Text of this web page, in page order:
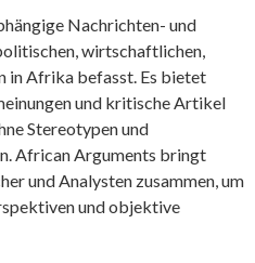
Nachrichten- und
wirtschaftlichen,
in Afrika befasst. Es bietet
und kritische Artikel
Stereotypen und
African Arguments bringt
und Analysten zusammen, um
und objektive